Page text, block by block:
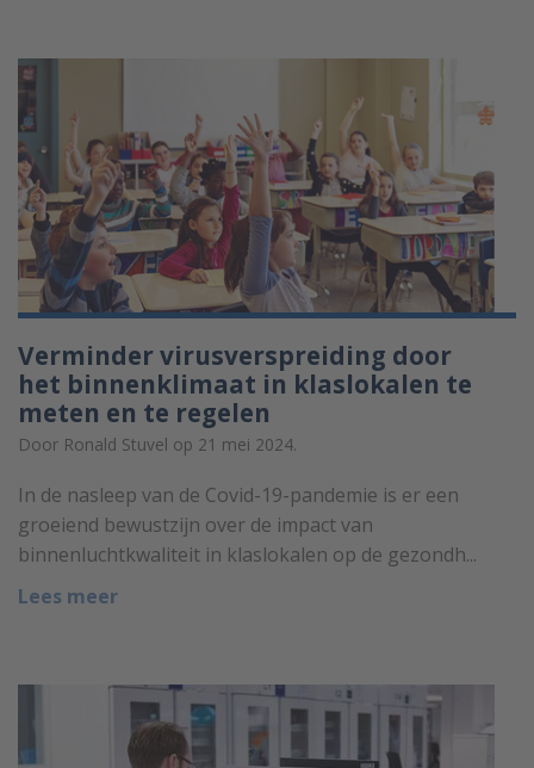
Verminder virusverspreiding door
het binnenklimaat in klaslokalen te
meten en te regelen
Door Ronald Stuvel op 21 mei 2024.
In de nasleep van de Covid-19-pandemie is er een
groeiend bewustzijn over de impact van
binnenluchtkwaliteit in klaslokalen op de gezondh...
Lees meer